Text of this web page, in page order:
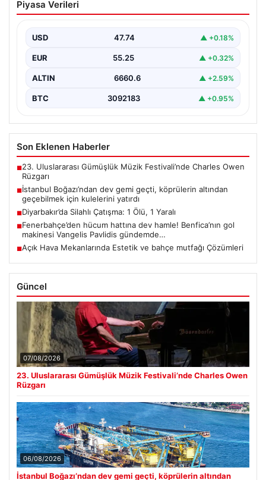
köprülerin altından geçebilmek için
Bahama bayraklı yarı batık vinç ve boru döşeme gemisi
Piyasa Verileri
USD 47.74 ▲ +0.18%
EUR 55.25 ▲ +0.32%
ALTIN 6660.6 ▲ +2.59%
BTC 3092183 ▲ +0.95%
Son Eklenen Haberler
■23. Uluslararası Gümüşlük Müzik Festivali’nde Charles Owen
Rüzgarı
■İstanbul Boğazı’ndan dev gemi geçti, köprülerin altından
geçebilmek için kulelerini yatırdı
■Diyarbakır’da Silahlı Çatışma: 1 Ölü, 1 Yaralı
■Fenerbahçe’den hücum hattına dev hamle! Benfica’nın gol
makinesi Vangelis Pavlidis gündemde…
■Açık Hava Mekanlarında Estetik ve bahçe mutfağı Çözümleri
Güncel
07/08/2026
23. Uluslararası Gümüşlük Müzik Festivali’nde Charles Owen
Rüzgarı
06/08/2026
İstanbul Boğazı’ndan dev gemi geçti, köprülerin altından